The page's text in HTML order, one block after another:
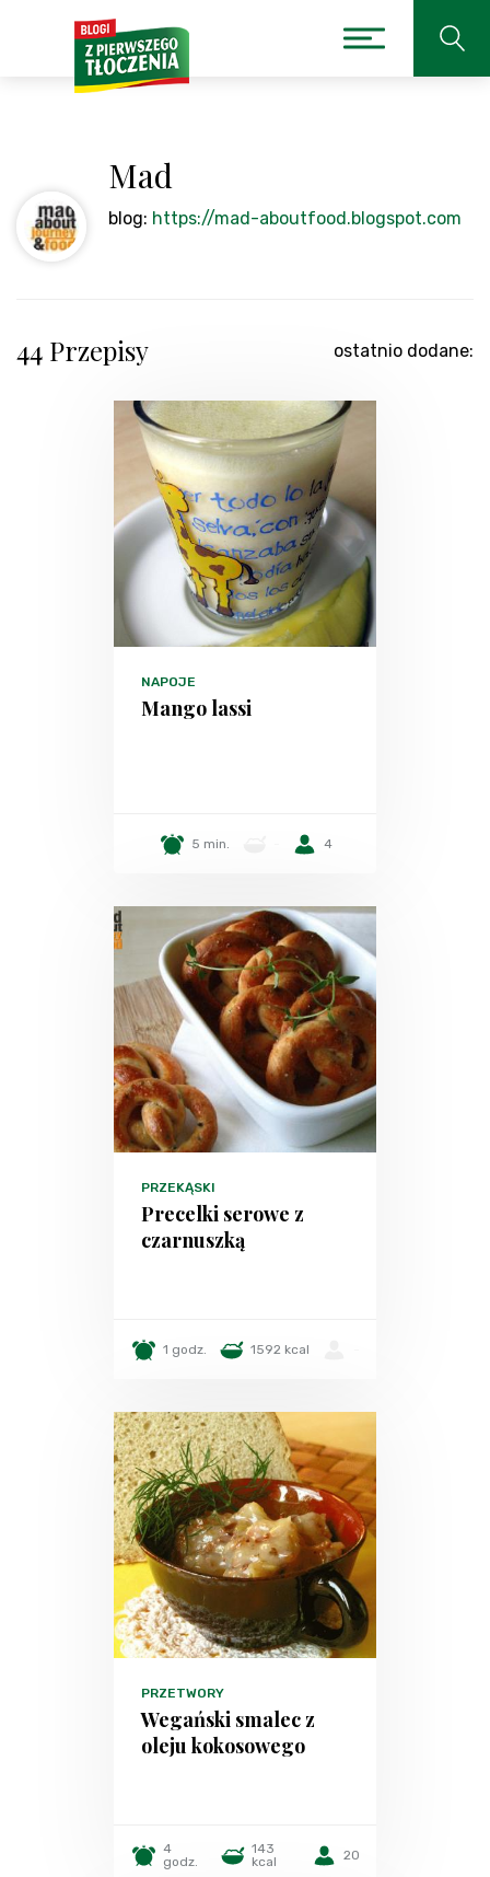
Mad
blog: https://mad-aboutfood.blogspot.com
44 Przepisy ostatnio dodane:
NAPOJE
Mango lassi
5 min. 4
PRZEKĄSKI
Precelki serowe z
czarnuszką
1 godz. 1592 kcal
PRZETWORY
Wegański smalec z
oleju kokosowego
4
godz.
143
kcal
20